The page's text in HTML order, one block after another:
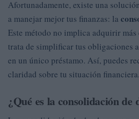
Afortunadamente, existe una
a manejar mejor tus finanzas: la
Este método no implica adquirir más
trata de simplificar tus obligaciones
en un único préstamo. Así, puedes
claridad sobre tu situación financiera.
¿Qué es la consolidación de